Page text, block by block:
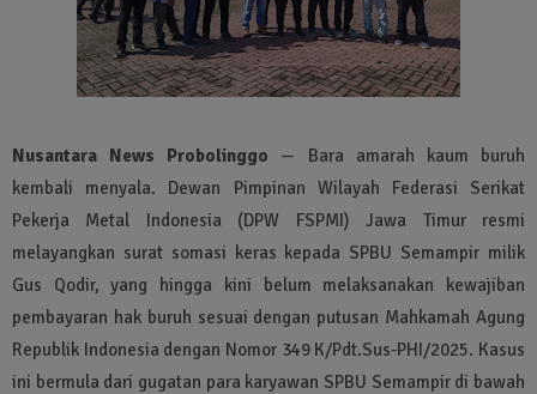
Nusantara News Probolinggo — Bara amarah kaum buruh
kembali menyala. Dewan Pimpinan Wilayah Federasi Serikat
Pekerja Metal Indonesia (DPW FSPMI) Jawa Timur resmi
melayangkan surat somasi keras kepada SPBU Semampir milik
Gus Qodir, yang hingga kini belum melaksanakan kewajiban
pembayaran hak buruh sesuai dengan putusan Mahkamah Agung
Republik Indonesia dengan Nomor 349 K/Pdt.Sus-PHI/2025. Kasus
ini bermula dari gugatan para karyawan SPBU Semampir di bawah